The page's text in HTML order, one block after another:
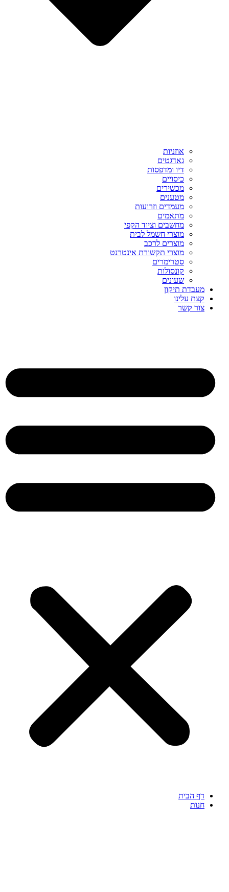
אוזניות
גאדגטים
דיו ומדפסות
כיסויים
מכשירים
מטענים
מעמדים וזרועות
מתאמים
מחשבים וציוד הקפי
מוצרי חשמל לבית
מוצרים לרכב
מוצרי תקשורת אינטרנט
סטרימרים
קונסולות
שעונים
מעבדת תיקון
קצת עלינו
צור קשר
דף הבית
חנות